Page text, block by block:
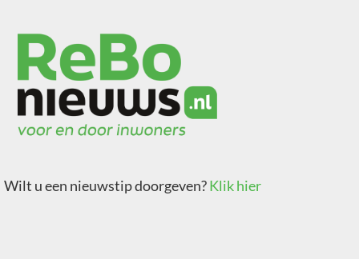
Wilt u een nieuwstip doorgeven?Klik hier